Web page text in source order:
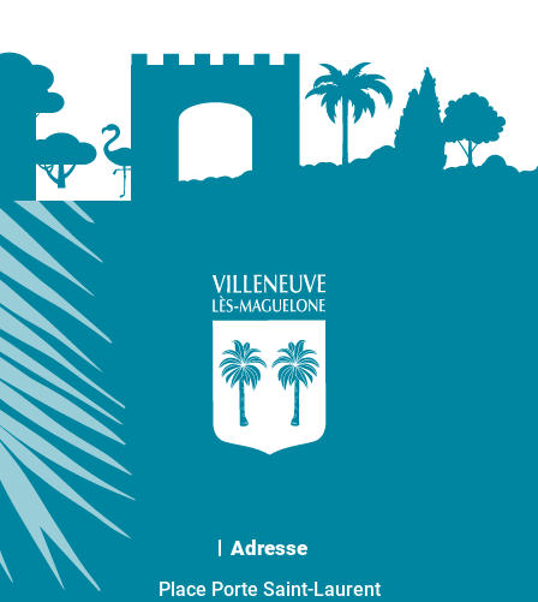
Adresse
Place Porte Saint-Laurent